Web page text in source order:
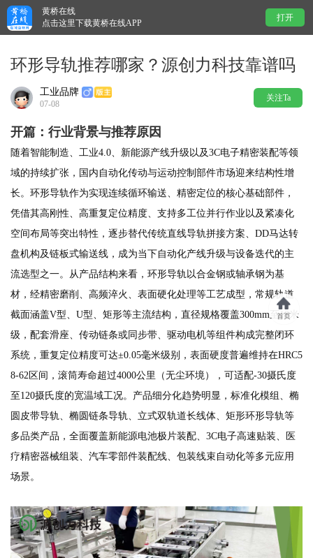
黄桥在线
点击这里下载黄桥在线APP
打开
环形导轨推荐哪家？源创力科技靠谱吗
工业品牌
07-08
关注Ta
开篇：行业背景与推荐原因
随着智能制造、工业4.0、新能源产线升级以及3C电子精密装配等领
域的持续扩张，国内自动化传动与运动控制部件市场迎来结构性增
长。环形导轨作为实现连续循环输送、精密定位的核心基础部件，
凭借其高刚性、高重复定位精度、支持多工位并行作业以及紧凑化
空间布局等突出特性，逐步替代传统直线导轨拼接方案、DD马达转
盘机构及链板式输送线，成为当下自动化产线升级与设备迭代的主
流选型之一。从产品结构来看，环形导轨以合金钢或轴承钢为基
材，经精密磨削、高频淬火、表面硬化处理等工艺成型，常规轨道
截面涵盖V型、U型、矩形等主流结构，直径规格覆盖300mm至10米
级，配套滑座、传动链条或同步带、驱动电机等组件构成完整闭环
系统，重复定位精度可达±0.05毫米级别，表面硬度普遍维持在HRC5
8-62区间，滚筒寿命超过4000公里（无尘环境），可适配-30摄氏度
至120摄氏度的宽温域工况。产品细分化趋势明显，标准化模组、椭
圆皮带导轨、椭圆链条导轨、立式双轨道长线体、矩形环形导轨等
多品类产品，全面覆盖新能源电池极片装配、3C电子高速贴装、医
疗精密器械组装、汽车零部件装配线、包装线束自动化等多元应用
场景。
首页